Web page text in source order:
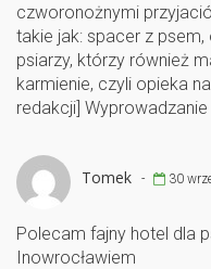
czworonożnymi
takie jak: spacer z psem,
psiarzy, którzy również
karmienie, czyli opieka
redakcji]
Tomek - 30
Polecam fajny hotel dla
Inowrocławiem